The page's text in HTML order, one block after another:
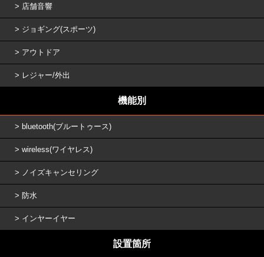
店舗音響
ジョギング(スポーツ)
アウトドア
レジャー/外出
機能別
bluetooth(ブルートゥース)
wireless(ワイヤレス)
ノイズキャンセリング
防水
インヤーイヤー
設置箇所